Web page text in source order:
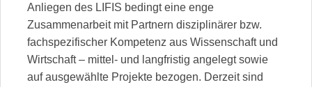
Anliegen des LIFIS bedingt eine enge
Zusammenarbeit mit Partnern disziplinärer bzw.
fachspezifischer Kompetenz aus Wissenschaft und
Wirtschaft – mittel- und langfristig angelegt sowie
auf ausgewählte Projekte bezogen. Derzeit sind